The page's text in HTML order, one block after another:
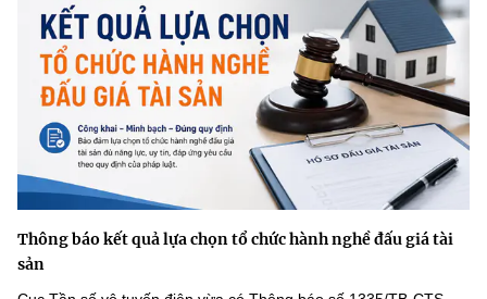
Thông báo kết quả lựa chọn tổ chức hành nghề đấu giá tài
sản